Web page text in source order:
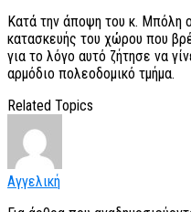
Κατά την άποψη του κ. Μπόλη
κατασκευής του χώρου που
για το λόγο αυτό ζήτησε να
αρμόδιο πολεοδομικό τμήμα.
Related Topics
Αγγελική